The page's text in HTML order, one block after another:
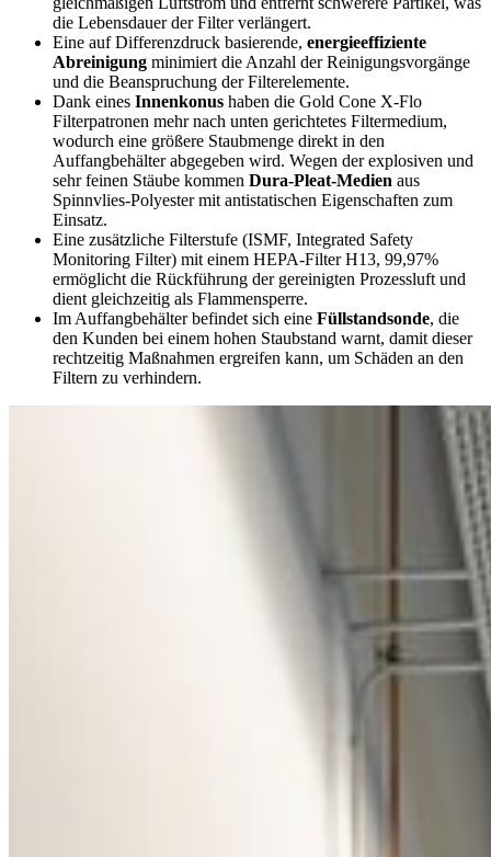
die Lebensdauer der Filter verlängert.
Eine auf Differenzdruck basierende, energieeffiziente
Abreinigung minimiert die Anzahl der Reinigungsvorgänge
und die Beanspruchung der Filterelemente.
Dank eines Innenkonus haben die Gold Cone X-Flo
Filterpatronen mehr nach unten gerichtetes Filtermedium,
wodurch eine größere Staubmenge direkt in den
Auffangbehälter abgegeben wird. Wegen der explosiven und
sehr feinen Stäube kommen Dura-Pleat-Medien aus
Spinnvlies-Polyester mit antistatischen Eigenschaften zum
Einsatz.
Eine zusätzliche Filterstufe (ISMF, Integrated Safety
Monitoring Filter) mit einem HEPA-Filter H13, 99,97%
ermöglicht die Rückführung der gereinigten Prozessluft und
dient gleichzeitig als Flammensperre.
Im Auffangbehälter befindet sich eine Füllstandsonde, die
den Kunden bei einem hohen Staubstand warnt, damit dieser
rechtzeitig Maßnahmen ergreifen kann, um Schäden an den
Filtern zu verhindern.